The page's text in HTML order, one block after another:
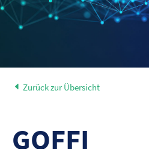
Zurück zur Übersicht
GOFFI